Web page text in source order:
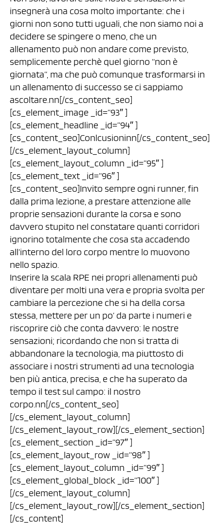
insegnerà una cosa molto importante: che i
giorni non sono tutti uguali, che non siamo noi a
decidere se spingere o meno, che un
allenamento può non andare come previsto,
semplicemente perchè quel giorno “non è
giornata”, ma che può comunque trasformarsi in
un allenamento di successo se ci sappiamo
ascoltare.nn[/cs_content_seo]
[cs_element_image _id=”93″ ]
[cs_element_headline _id=”94″ ]
[cs_content_seo]Conlcusioninn[/cs_content_seo]
[/cs_element_layout_column]
[cs_element_layout_column _id=”95″ ]
[cs_element_text _id=”96″ ]
[cs_content_seo]Invito sempre ogni runner, fin
dalla prima lezione, a prestare attenzione alle
proprie sensazioni durante la corsa e sono
davvero stupito nel constatare quanti corridori
ignorino totalmente che cosa sta accadendo
all’interno del loro corpo mentre lo muovono
nello spazio.
Inserire la scala RPE nei propri allenamenti può
diventare per molti una vera e propria svolta per
cambiare la percezione che si ha della corsa
stessa, mettere per un po’ da parte i numeri e
riscoprire ciò che conta davvero: le nostre
sensazioni; ricordando che non si tratta di
abbandonare la tecnologia, ma piuttosto di
associare i nostri strumenti ad una tecnologia
ben più antica, precisa, e che ha superato da
tempo il test sul campo: il nostro
corpo.nn[/cs_content_seo]
[/cs_element_layout_column]
[/cs_element_layout_row][/cs_element_section]
[cs_element_section _id=”97″ ]
[cs_element_layout_row _id=”98″ ]
[cs_element_layout_column _id=”99″ ]
[cs_element_global_block _id=”100″ ]
[/cs_element_layout_column]
[/cs_element_layout_row][/cs_element_section]
[/cs_content]